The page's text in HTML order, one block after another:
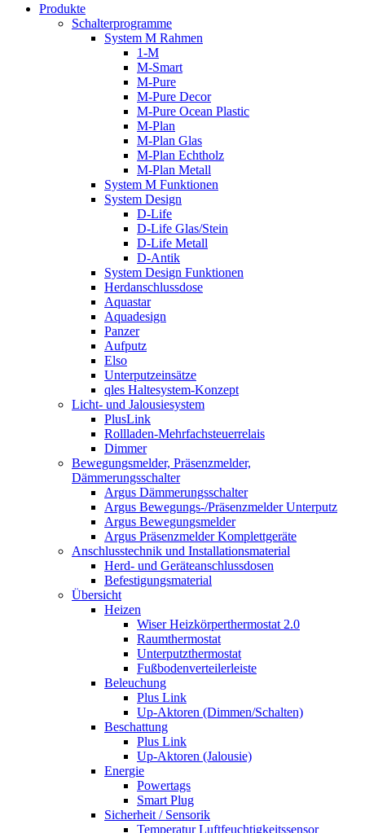
Produkte
Schalterprogramme
System M Rahmen
1-M
M-Smart
M-Pure
M-Pure Decor
M-Pure Ocean Plastic
M-Plan
M-Plan Glas
M-Plan Echtholz
M-Plan Metall
System M Funktionen
System Design
D-Life
D-Life Glas/Stein
D-Life Metall
D-Antik
System Design Funktionen
Herdanschlussdose
Aquastar
Aquadesign
Panzer
Aufputz
Elso
Unterputzeinsätze
qles Haltesystem-Konzept
Licht- und Jalousiesystem
PlusLink
Rollladen-Mehrfachsteuerrelais
Dimmer
Bewegungsmelder, Präsenzmelder,
Dämmerungsschalter
Argus Dämmerungsschalter
Argus Bewegungs-/Präsenzmelder Unterputz
Argus Bewegungsmelder
Argus Präsenzmelder Komplettgeräte
Anschlusstechnik und Installationsmaterial
Herd- und Geräteanschlussdosen
Befestigungsmaterial
Übersicht
Heizen
Wiser Heizkörperthermostat 2.0
Raumthermostat
Unterputzthermostat
Fußbodenverteilerleiste
Beleuchung
Plus Link
Up-Aktoren (Dimmen/Schalten)
Beschattung
Plus Link
Up-Aktoren (Jalousie)
Energie
Powertags
Smart Plug
Sicherheit / Sensorik
Temperatur Luftfeuchtigkeitssensor